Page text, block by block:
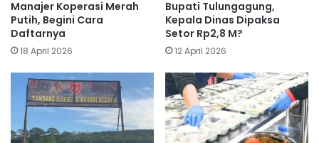
Manajer Koperasi Merah
Putih, Begini Cara
Daftarnya
18 April 2026
Bupati Tulungagung,
Kepala Dinas Dipaksa
Setor Rp2,8 M?
12 April 2026